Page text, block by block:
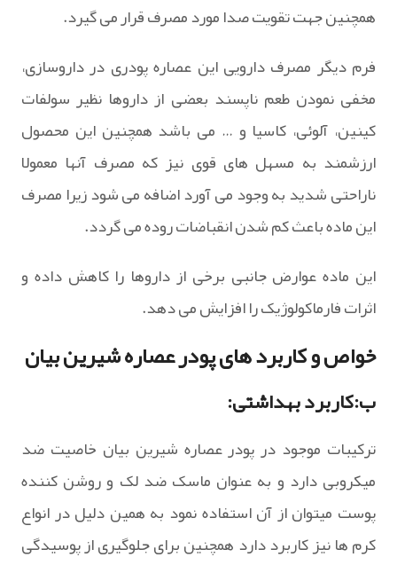
همچنین جهت تقویت صدا مورد مصرف قرار می گیرد.
فرم دیگر مصرف دارویی این عصاره پودری در داروسازی،
مخفی نمودن طعم ناپسند بعضی از داروها نظیر سولفات
کینین، آلوئی، کاسیا و … می باشد همچنین این محصول
ارزشمند به مسهل های قوی نیز که مصرف آنها معمولا
ناراحتی شدید به وجود می آورد اضافه می شود زیرا مصرف
این ماده باعث کم شدن انقباضات روده می گردد.
این ماده عوارض جانبی برخی از داروها را کاهش داده و
اثرات فارماکولوژیک را افزایش می دهد.
خواص و کاربرد های پودر عصاره شیرین بیان
ب:کاربرد بهداشتی:
ترکیبات موجود در پودر عصاره شیرین بیان خاصیت ضد
میکروبی دارد و به عنوان ماسک ضد لک و روشن کننده
پوست میتوان از آن استفاده نمود به همین دلیل در انواع
کرم ها نیز کاربرد دارد همچنین برای جلوگیری از پوسیدگی